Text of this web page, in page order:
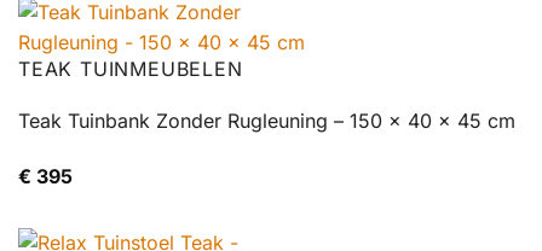
TEAK TUINMEUBELEN
Teak Tuinbank Zonder Rugleuning – 150 x 40 x 45 cm
€ 395